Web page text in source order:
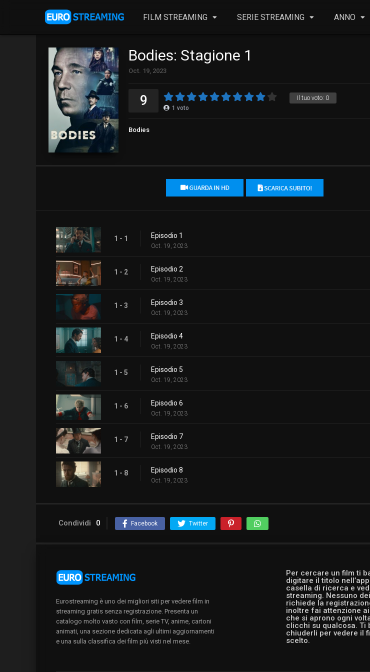
FILM STREAMING SERIE STREAMING ANNO
Bodies: Stagione 1
Oct. 19, 2023
Il tuo voto: 0
9 1 voto
Bodies
1 - 1 Episodio 1
Oct. 19, 2023
1 - 2 Episodio 2
Oct. 19, 2023
1 - 3 Episodio 3
Oct. 19, 2023
1 - 4 Episodio 4
Oct. 19, 2023
1 - 5 Episodio 5
Oct. 19, 2023
1 - 6 Episodio 6
Oct. 19, 2023
1 - 7 Episodio 7
Oct. 19, 2023
1 - 8 Episodio 8
Oct. 19, 2023
Condividi 0 Facebook Twitter
Per cercare un film ti
digitare il titolo
casella di ricerca e
streaming. Nessuno
richiede la
inoltre fai attenzione
che si aprono ogni
clicchi su qualcosa. Ti
chiuderli per vedere il
scelto.
Eurostreaming è uno dei migliori siti per vedere film in
streaming gratis senza registrazione. Presenta un
catalogo molto vasto con film, serie TV, anime, cartoni
animati, una sezione dedicata agli ultimi aggiornamenti
e una sulla classifica dei film più visti nel mese.